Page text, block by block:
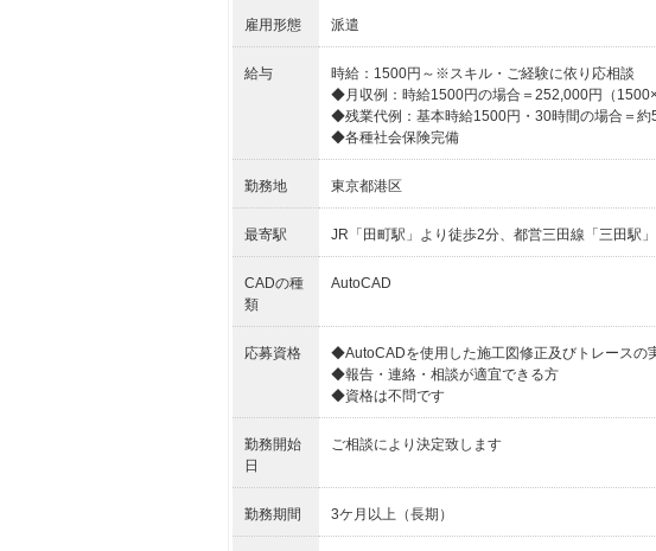
雇用形態 派遣
給与
時給：1500円～※スキル・ご経験に依り応相談
◆月収例：時給1500円の場合＝252,000円（
◆残業代例：基本時給1500円・30時間の場合＝約
◆各種社会保険完備
勤務地 東京都港区
最寄駅 JR「田町駅」より徒歩2分、都営三田線「三田駅
CADの種
類
AutoCAD
応募資格
◆AutoCADを使用した施工図修正及びトレースの
◆報告・連絡・相談が適宜できる方
◆資格は不問です
勤務開始
日
ご相談により決定致します
勤務期間 3ケ月以上（長期）